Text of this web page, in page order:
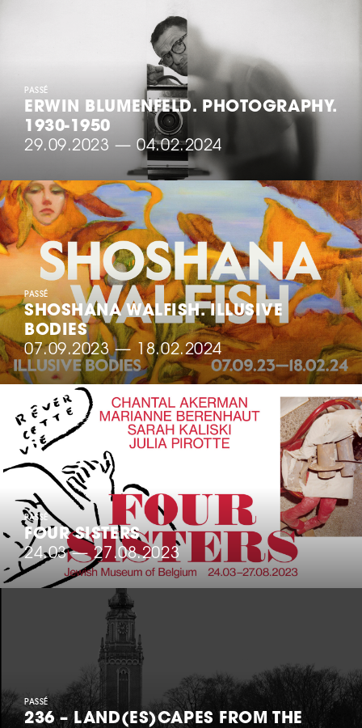
PASSÉ
ERWIN BLUMENFELD. PHOTOGRAPHY.
1930-1950
29.09.2023— 04.02.2024
PASSÉ
SHOSHANA WALFISH. ILLUSIVE
BODIES
07.09.2023— 18.02.2024
PASSÉ
FOUR SISTERS
24.03—27.08.2023
PASSÉ
236 – LAND(ES)CAPES FROM THE